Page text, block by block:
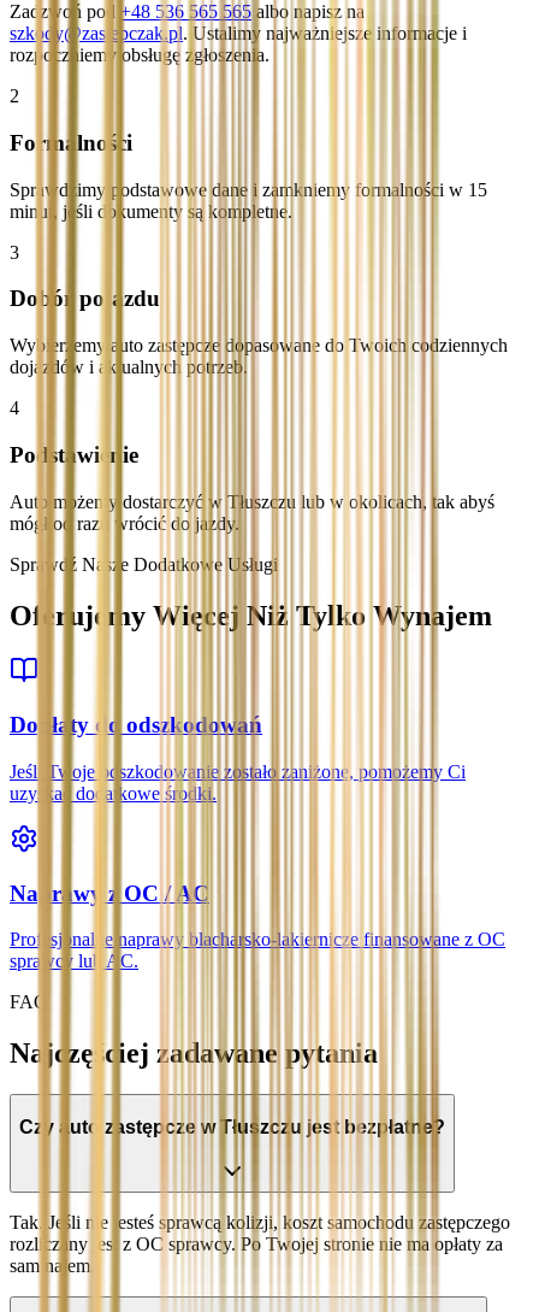
Zadzwoń pod +48 536 565 565 albo napisz na
szkody@zastepczak.pl. Ustalimy najważniejsze informacje i
rozpoczniemy obsługę zgłoszenia.
2
Formalności
Sprawdzimy podstawowe dane i zamkniemy formalności w 15
minut, jeśli dokumenty są kompletne.
3
Dobór pojazdu
Wybierzemy auto zastępcze dopasowane do Twoich codziennych
dojazdów i aktualnych potrzeb.
4
Podstawienie
Auto możemy dostarczyć w Tłuszczu lub w okolicach, tak abyś
mógł od razu wrócić do jazdy.
Sprawdź Nasze Dodatkowe Usługi
Oferujemy Więcej Niż Tylko Wynajem
Dopłaty do odszkodowań
Jeśli Twoje odszkodowanie zostało zaniżone, pomożemy Ci
uzyskać dodatkowe środki.
Naprawy z OC / AC
Profesjonalne naprawy blacharsko-lakiernicze finansowane z OC
sprawcy lub AC.
FAQ
Najczęściej zadawane pytania
Czy auto zastępcze w Tłuszczu jest bezpłatne?
Tak. Jeśli nie jesteś sprawcą kolizji, koszt samochodu zastępczego
rozliczany jest z OC sprawcy. Po Twojej stronie nie ma opłaty za
sam najem.